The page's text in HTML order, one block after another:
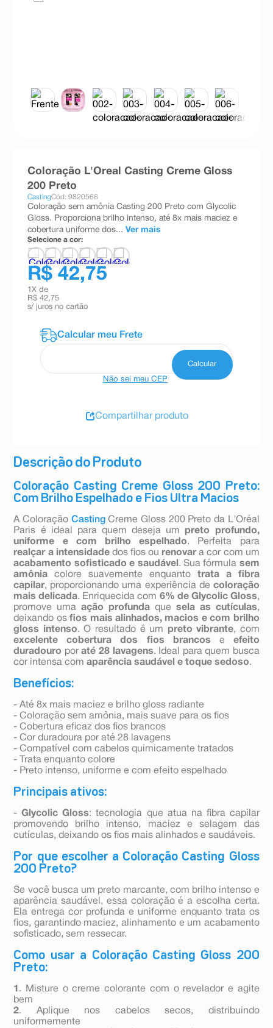
Descrição do Produto
Coloração Casting Creme Gloss 200 Preto:
Com Brilho Espelhado e Fios Ultra Macios
A Coloração CastingCreme Gloss 200 Preto da L'Oréal
Paris é ideal para quem deseja um preto profundo,
uniforme e com brilho espelhado. Perfeita para
realçar a intensidadedos fios ou renovara cor com um
acabamento sofisticado e saudável . Sua fórmula sem
amônia colore suavemente enquanto trata a fibra
capilar, proporcionando uma experiência de coloração
mais delicada. Enriquecida com 6% de Glycolic Gloss,
promove umaação profunda que sela as cutículas,
deixando osfios mais alinhados, macios e com brilho
gloss intenso. O resultado é um preto vibrante, com
excelente cobertura dos fios brancos e efeito
duradouro poraté 28 lavagens. Ideal para quem busca
cor intensa comaparência saudável e toque sedoso.
Benefícios:
- Até 8x mais maciez e brilho gloss radiante
- Coloração sem amônia, mais suave para os fios
- Cobertura eficaz dos fios brancos
- Cor duradoura por até 28 lavagens
- Compatível com cabelos quimicamente tratados
- Trata enquanto colore
- Preto intenso, uniforme e com efeito espelhado
Principais ativos:
-Glycolic Gloss: tecnologia que atua na fibra capilar
promovendo brilho intenso, maciez e selagem das
cutículas, deixando os fios mais alinhados e saudáveis.
Por que escolher a Coloração Casting Gloss
200 Preto?
Se você busca um preto marcante, com brilho intenso e
aparência saudável, essa coloração é a escolha certa.
Ela entrega cor profunda e uniforme enquanto trata os
fios, garantindo maciez, alinhamento e um acabamento
sofisticado, sem ressecar.
Como usar a Coloração Casting Gloss 200
Preto:
1 . Misture o creme colorante com o revelador e agite
bem
2. Aplique nos cabelos secos, distribuindo
uniformemente
Coloração L'Oreal Casting Creme Gloss
200 Preto
CastingCód: 9820566
Coloração sem amônia Casting 200 Preto com Glycolic
Gloss. Proporciona brilho intenso, até 8x mais maciez e
cobertura uniforme dos... Ver mais
Selecione a cor:
R$ 42,75
1 X de
R$ 42,75
s/ juros no cartão
Não sei meu CEP
Compartilhar produto